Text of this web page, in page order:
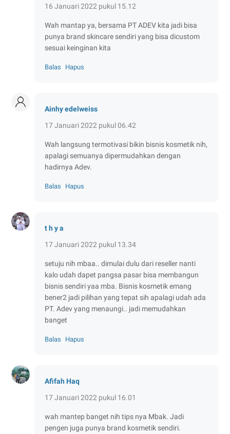
16 Januari 2022 pukul 15.12
Wah mantap ya, bersama PT ADEV kita jadi bisa
punya brand skincare sendiri yang bisa dicustom
sesuai keinginan kita
Balas Hapus
Ainhy edelweiss
17 Januari 2022 pukul 06.42
Wah langsung termotivasi bikin bisnis kosmetik nih,
apalagi semuanya dipermudahkan dengan
hadirnya Adev.
Balas Hapus
t h y a
17 Januari 2022 pukul 13.34
setuju nih mbaa.. dimulai dulu dari reseller nanti
kalo udah dapet pangsa pasar bisa membangun
bisnis sendiri yaa mba. Bisnis kosmetik emang
bener2 jadi pilihan yang tepat sih apalagi udah ada
PT. Adev yang menaungi.. jadi memudahkan
banget
Balas Hapus
Afifah Haq
17 Januari 2022 pukul 16.01
wah mantep banget nih tips nya Mbak. Jadi
pengen juga punya brand kosmetik sendiri.